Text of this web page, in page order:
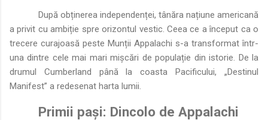
După obținerea independenței, tânăra națiune americană
a privit cu ambiție spre orizontul vestic. Ceea ce a început ca o
trecere curajoasă peste Munții Appalachi s-a transformat într-
una dintre cele mai mari mișcări de populație din istorie. De la
drumul Cumberland până la coasta Pacificului, „Destinul
Manifest” a redesenat harta lumii.
Primii pași: Dincolo de Appalachi